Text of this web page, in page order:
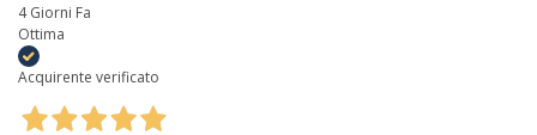
4 Giorni Fa
Ottima
Acquirente verificato